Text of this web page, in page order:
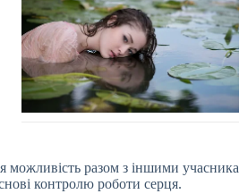
разом з іншими
контролю роботи серця.